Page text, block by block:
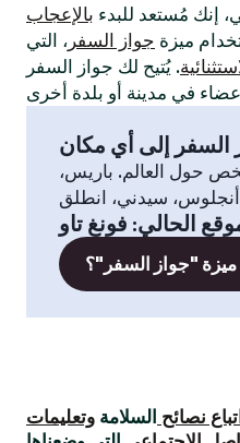
إنك مُستعد للبدء بالإعجاب
ميزة جواز السفر ، التي
. يُتيح لك جواز السفر
السفر إلى أي مكان
حول العالم. باريس،
الحالي: فونغ تاو
"جواز السفر"؟
اتباع نصائح السلامة وتعليمات